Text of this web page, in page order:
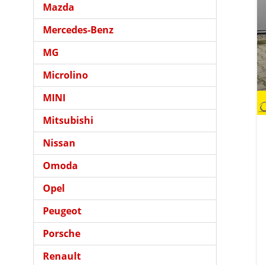
Mazda
Mercedes-Benz
MG
Microlino
MINI
Mitsubishi
Nissan
Omoda
Opel
Peugeot
Porsche
Renault